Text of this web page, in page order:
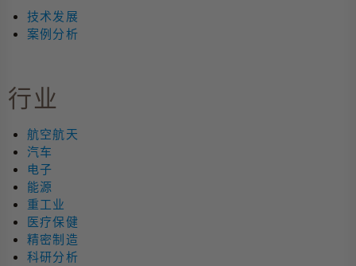
技术发展
案例分析
行业
航空航天
汽车
电子
能源
重工业
医疗保健
精密制造
科研分析